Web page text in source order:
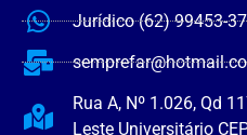
Jurídico (62) 99453-
Rua A, Nº 1.026, Qd
Leste Universitário